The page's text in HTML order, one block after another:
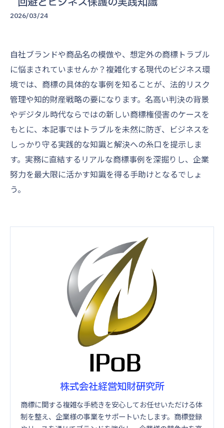
2026/03/24
自社ブランドや商品名の模倣や、想定外の商標トラブル
に悩まされていませんか？複雑化する現代のビジネス環
境では、商標の具体的な事例を知ることが、法的リスク
管理や知的財産戦略の要になります。名高い判決の背景
やデジタル時代ならではの新しい商標権侵害のケースを
もとに、本記事ではトラブルを未然に防ぎ、ビジネスを
しっかり守る実践的な知識と解決への糸口を提示しま
す。実務に直結するリアルな商標事例を深掘りし、企業
努力を最大限に活かす知識を得る手助けとなるでしょ
う。
株式会社経営知財研究所
商標に関する複雑な手続きを安心してお任せいただける体
制を整え、企業様の事業をサポートいたします。商標登録